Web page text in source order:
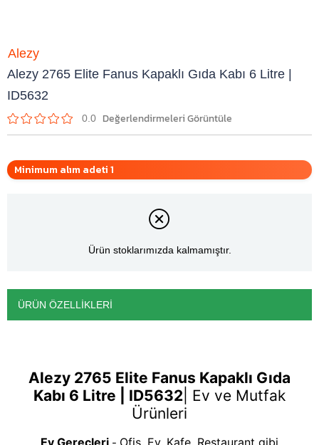
Alezy 2765 Elite Fanus Kapaklı Gıda Kabı 6 Litre |
ID5632
0.0
Alezy
Minimum alım adeti 1
Ürün stoklarımızda kalmamıştır.
ÜRÜN ÖZELLIKLERI
Alezy 2765 Elite Fanus Kapaklı Gıda
Kabı 6 Litre | ID5632 Ev ve Mutfak
Ürünleri
Ev Gereçleri
Ofis, Ev, Kafe, Restaurant gibi